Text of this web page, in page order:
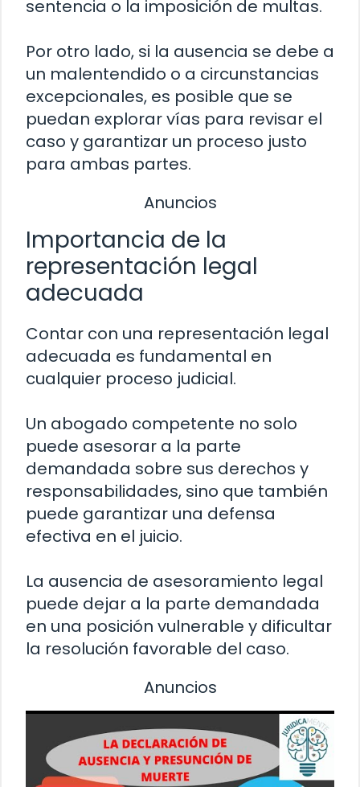
sentencia o la imposición de multas.
Por otro lado, si la ausencia se debe a
un malentendido o a circunstancias
excepcionales, es posible que se
puedan explorar vías para revisar el
caso y garantizar un proceso justo
para ambas partes.
Anuncios
Importancia de la
representación legal
adecuada
Contar con una representación legal
adecuada es fundamental en
cualquier proceso judicial.
Un abogado competente no solo
puede asesorar a la parte
demandada sobre sus derechos y
responsabilidades, sino que también
puede garantizar una defensa
efectiva en el juicio.
La ausencia de asesoramiento legal
puede dejar a la parte demandada
en una posición vulnerable y dificultar
la resolución favorable del caso.
Anuncios